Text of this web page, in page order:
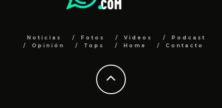
Noticias Fotos Videos
Podcast
Opinión
Tops Home Contacto